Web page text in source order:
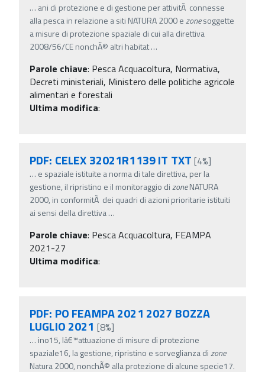
… ani di protezione e di gestione per attivitÃ connesse
alla pesca in relazione a siti NATURA 2000 ezonesoggette
a misure di protezione spaziale di cui alla direttiva
2008/56/CE nonchÃ© altri habitat…
Parole chiave: Pesca Acquacoltura, Normativa,
Decreti ministeriali, Ministero delle politiche agricole
alimentari e forestali
Ultima modifica:
PDF: CELEX 32021R1139 IT TXT [4%]
… e spaziale istituite a norma di tale direttiva, per la
gestione, il ripristino e il monitoraggio dizoneNATURA
2000, in conformitÃ dei quadri di azioni prioritarie istituiti
ai sensi della direttiva…
Parole chiave: Pesca Acquacoltura, FEAMPA
2021-27
Ultima modifica:
PDF: PO FEAMPA 2021 2027 BOZZA
LUGLIO 2021 [8%]
… ino15, lâ€™attuazione di misure di protezione
spaziale16, la gestione, ripristino e sorveglianza dizone
Natura 2000, nonchÃ© alla protezione di alcune specie17.